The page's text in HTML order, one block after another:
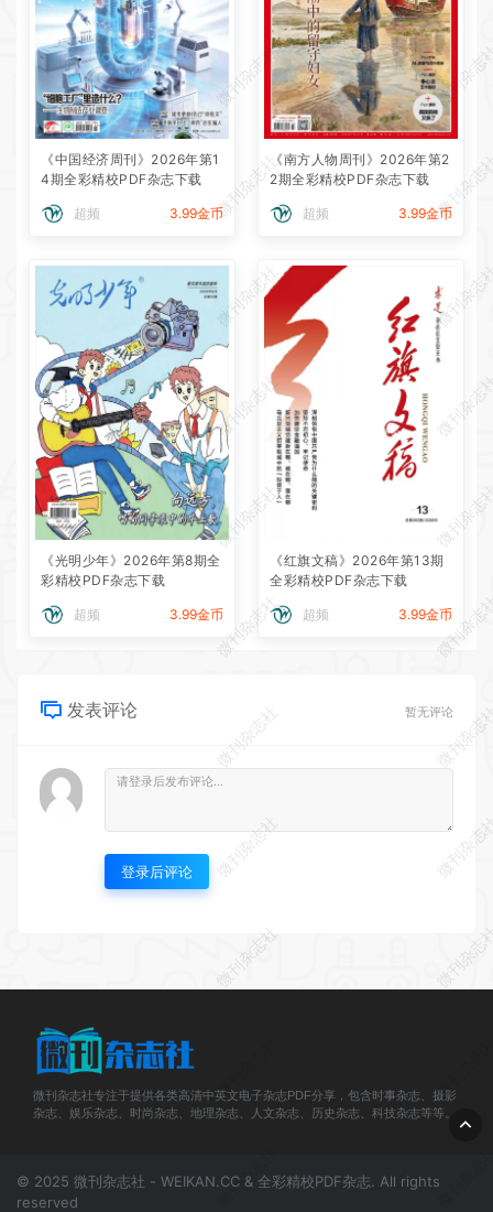
《中国经济周刊》2026年第1
4期全彩精校PDF杂志下载
超频 3.99金币
《南方人物周刊》2026年第2
2期全彩精校PDF杂志下载
超频 3.99金币
《光明少年》2026年第8期全
彩精校PDF杂志下载
超频 3.99金币
《红旗文稿》2026年第13期
全彩精校PDF杂志下载
超频 3.99金币
发表评论 暂无评论
登录后评论
微刊杂志社专注于提供各类高清中英文电子杂志PDF分享，包含时事杂志、摄影
杂志、娱乐杂志、时尚杂志、地理杂志、人文杂志、历史杂志、科技杂志等等。
© 2025 微刊杂志社 - WEIKAN.CC & 全彩精校PDF杂志. All rights
reserved
微刊杂志社
微刊杂
微刊杂志社
微刊杂
微刊杂志社
微刊杂
微刊杂志社
微刊杂
微刊杂志社
微刊杂
微刊杂志社
微刊杂
微刊杂志社
微刊杂
微刊杂志社
微刊杂
微刊杂志社
微刊杂
微刊杂志社
微刊杂